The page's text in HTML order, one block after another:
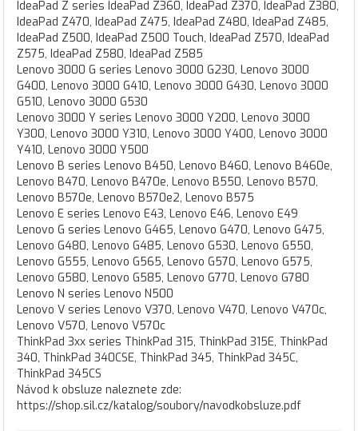
IdeaPad Z series IdeaPad Z360, IdeaPad Z370, IdeaPad Z380,
IdeaPad Z470, IdeaPad Z475, IdeaPad Z480, IdeaPad Z485,
IdeaPad Z500, IdeaPad Z500 Touch, IdeaPad Z570, IdeaPad
Z575, IdeaPad Z580, IdeaPad Z585
Lenovo 3000 G series Lenovo 3000 G230, Lenovo 3000
G400, Lenovo 3000 G410, Lenovo 3000 G430, Lenovo 3000
G510, Lenovo 3000 G530
Lenovo 3000 Y series Lenovo 3000 Y200, Lenovo 3000
Y300, Lenovo 3000 Y310, Lenovo 3000 Y400, Lenovo 3000
Y410, Lenovo 3000 Y500
Lenovo B series Lenovo B450, Lenovo B460, Lenovo B460e,
Lenovo B470, Lenovo B470e, Lenovo B550, Lenovo B570,
Lenovo B570e, Lenovo B570e2, Lenovo B575
Lenovo E series Lenovo E43, Lenovo E46, Lenovo E49
Lenovo G series Lenovo G465, Lenovo G470, Lenovo G475,
Lenovo G480, Lenovo G485, Lenovo G530, Lenovo G550,
Lenovo G555, Lenovo G565, Lenovo G570, Lenovo G575,
Lenovo G580, Lenovo G585, Lenovo G770, Lenovo G780
Lenovo N series Lenovo N500
Lenovo V series Lenovo V370, Lenovo V470, Lenovo V470c,
Lenovo V570, Lenovo V570c
ThinkPad 3xx series ThinkPad 315, ThinkPad 315E, ThinkPad
340, ThinkPad 340CSE, ThinkPad 345, ThinkPad 345C,
ThinkPad 345CS
Návod k obsluze naleznete zde:
https://shop.sil.cz/katalog/soubory/navodkobsluze.pdf